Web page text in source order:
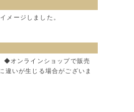
メージしました。
◆オンラインショップで販売
いが生じる場合がございま